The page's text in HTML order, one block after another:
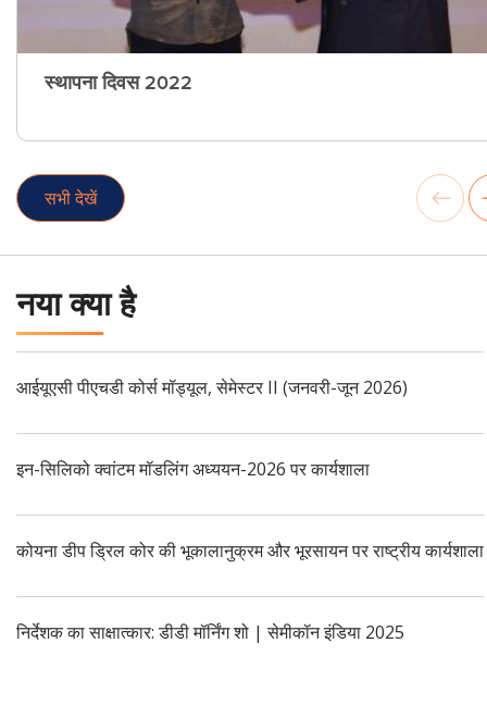
स्थापना दिवस 2022
सभी देखें
नया क्या है
आईयूएसी पीएचडी कोर्स मॉड्यूल, सेमेस्टर II (जनवरी-जून 2026)